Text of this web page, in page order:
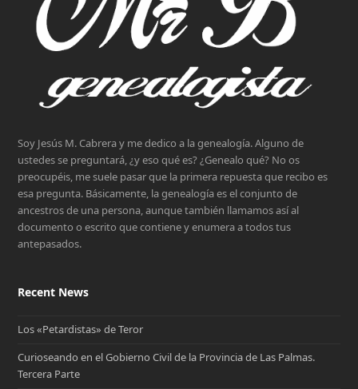
Soy Jesús M. Cabrera y me dedico a la genealogía. Alguno de
ustedes se preguntará, ¿y eso qué es? ¿Genealo qué? No os
preocupéis, me suele pasar que la primera repuesta que recibo es
esa pregunta. Básicamente, la genealogía es el conjunto de
ancestros de una persona, aunque también llamamos así al
documento o escrito que contiene y enumera a todos tus
antepasados.
Recent News
Los «Petardistas» de Teror
Curioseando en el Gobierno Civil de la Provincia de Las Palmas.
Tercera Parte